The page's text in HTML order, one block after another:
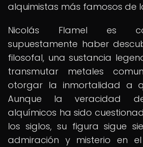
alquimistas más famosos de
Nicolás Flamel es
supuestamente haber
filosofal, una sustancia
transmutar metales
otorgar la inmortalidad a
Aunque la veracidad
alquímicos ha sido
los siglos, su figura sigue
admiración y misterio en